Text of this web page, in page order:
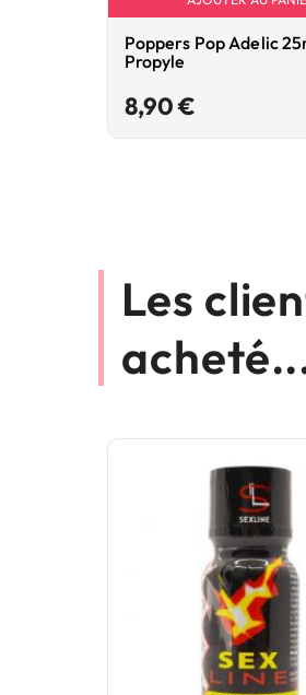
Poppers Pop Adelic
Propyle
8,90 €
Les